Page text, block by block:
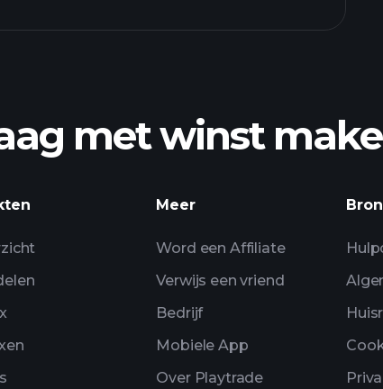
met winst
Meer
Word een Affiliate
Verwijs een vriend
Bedrijf
Mobiele App
Over Playtrade